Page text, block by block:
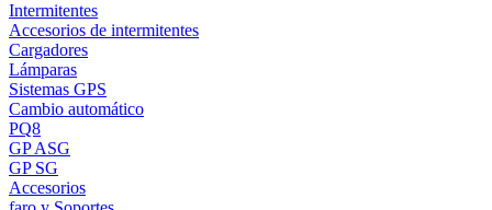
Intermitentes
Accesorios de intermitentes
Cargadores
Lámparas
Sistemas GPS
Cambio automático
PQ8
GP ASG
GP SG
Accesorios